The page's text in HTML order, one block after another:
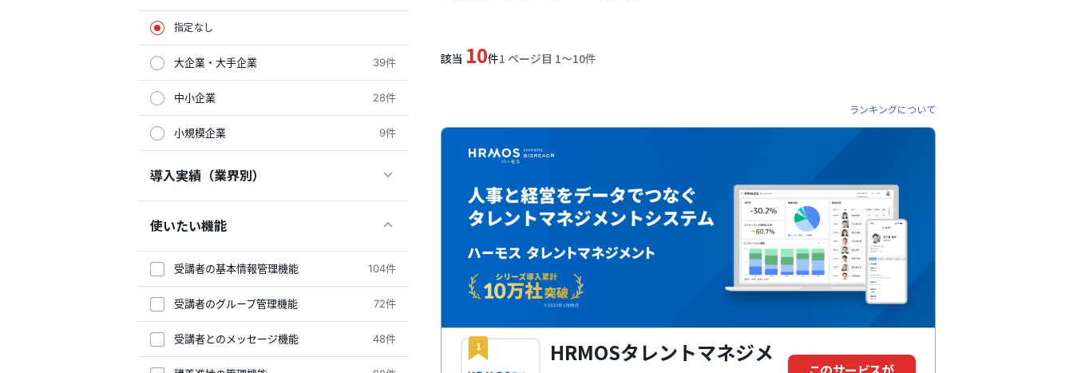
指定なし
大企業・大手企業 39件
中小企業 28件
小規模企業 9件
導入実績（業界別）
使いたい機能
受講者の基本情報管理機能 104件
受講者のグループ管理機能 72件
受講者とのメッセージ機能 48件
該当 10件1 ページ目 1〜10件
ランキングについて
1
HRMOSタレントマネジメ